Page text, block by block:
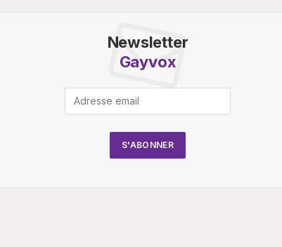
Newsletter
Gayvox